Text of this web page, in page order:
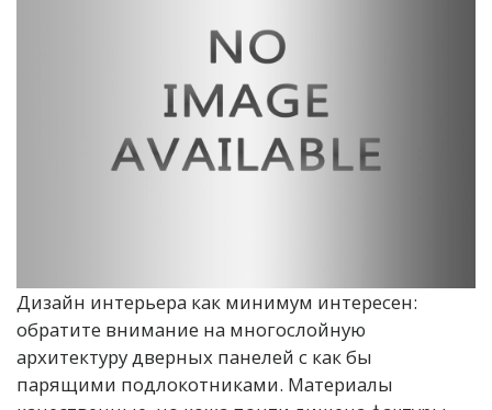
Дизайн интерьера как минимум интересен:
обратите внимание на многослойную
архитектуру дверных панелей с как бы
парящими подлокотниками. Материалы